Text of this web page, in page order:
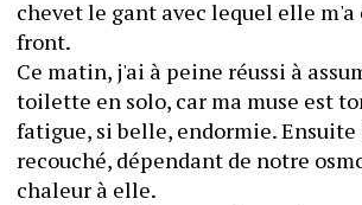
chevet le gant avec lequel elle m'a
front.
Ce matin, j'ai à peine réussi à
toilette en solo, car ma muse est
fatigue, si belle, endormie. Ensuite
recouché, dépendant de notre
chaleur à elle.